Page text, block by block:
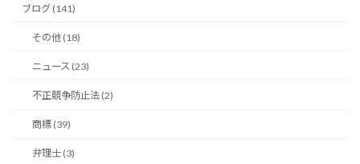
ブログ (141)
その他 (18)
ニュース (23)
不正競争防止法 (2)
商標 (39)
弁理士 (3)